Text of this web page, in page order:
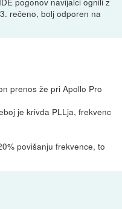
rečeno, bolj odporen na
prenos že pri Apollo Pro
je krivda PLLja, frekvenc
povišanju frekvence, to